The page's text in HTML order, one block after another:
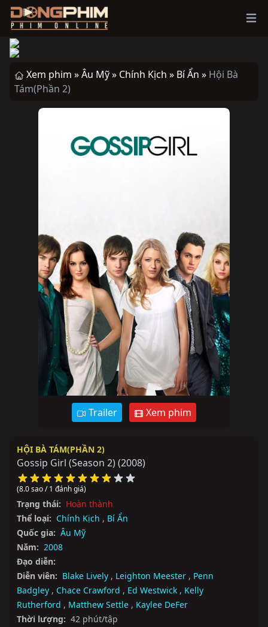
Xem phim »Âu Mỹ » Chính Kịch » Bí Ẩn » Hội Bà
Tám(Phần 2)
Trailer Xem phim
HỘI BÀ TÁM(PHẦN 2)
Gossip Girl (Season 2)(2008)
(8.0 sao / 1 đánh giá)
Trạng thái: Hoàn thành
Thể loại: Chính Kịch , Bí Ẩn
Quốc gia: Âu Mỹ
Năm: 2008
Đạo diễn:
Diễn viên: Blake Lively , Leighton Meester , Penn
Badgley , Chace Crawford , Ed Westwick , Kelly
Rutherford , Matthew Settle , Kaylee DeFer
Thời lượng: 42 phút/tập